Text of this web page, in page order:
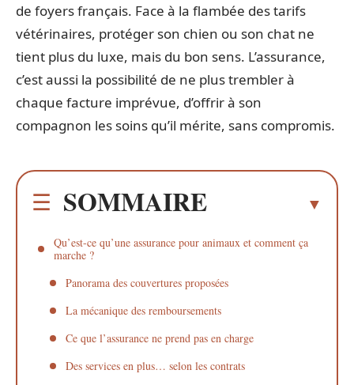
de foyers français. Face à la flambée des tarifs
vétérinaires, protéger son chien ou son chat ne
tient plus du luxe, mais du bon sens. L’assurance,
c’est aussi la possibilité de ne plus trembler à
chaque facture imprévue, d’offrir à son
compagnon les soins qu’il mérite, sans compromis.
SOMMAIRE
Qu’est-ce qu’une assurance pour animaux et comment ça
marche ?
Panorama des couvertures proposées
La mécanique des remboursements
Ce que l’assurance ne prend pas en charge
Des services en plus… selon les contrats